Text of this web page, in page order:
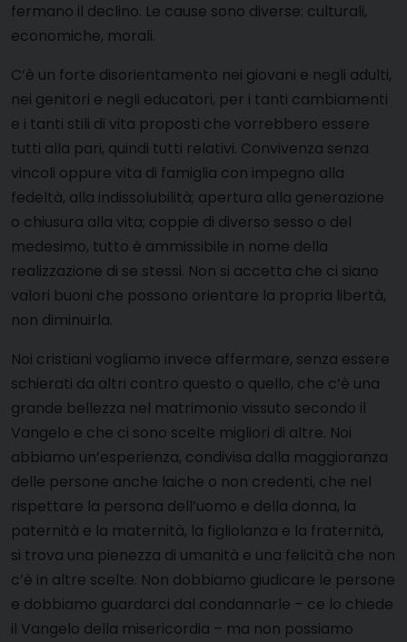
fermano il declino. Le cause sono diverse: culturali,
economiche, morali.
C’è un forte disorientamento nei giovani e negli adulti,
nei genitori e negli educatori, per i tanti cambiamenti
e i tanti stili di vita proposti che vorrebbero essere
tutti alla pari, quindi tutti relativi. Convivenza senza
vincoli oppure vita di famiglia con impegno alla
fedeltà, alla indissolubilità; apertura alla generazione
o chiusura alla vita; coppie di diverso sesso o del
medesimo, tutto è ammissibile in nome della
realizzazione di se stessi. Non si accetta che ci siano
valori buoni che possono orientare la propria libertà,
non diminuirla.
Noi cristiani vogliamo invece affermare, senza essere
schierati da altri contro questo o quello, che c’è una
grande bellezza nel matrimonio vissuto secondo il
Vangelo e che ci sono scelte migliori di altre. Noi
abbiamo un’esperienza, condivisa dalla maggioranza
delle persone anche laiche o non credenti, che nel
rispettare la persona dell’uomo e della donna, la
paternità e la maternità, la figliolanza e la fraternità,
si trova una pienezza di umanità e una felicità che non
c’è in altre scelte. Non dobbiamo giudicare le persone
e dobbiamo guardarci dal condannarle – ce lo chiede
il Vangelo della misericordia – ma non possiamo